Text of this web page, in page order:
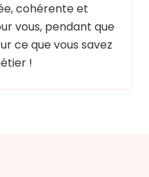
cohérente et
vous, pendant que
ce que vous savez
!